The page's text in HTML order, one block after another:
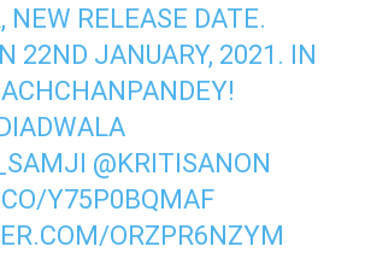
NEW RELEASE DATE.
22ND JANUARY, 2021. IN
!
@KRITISANON
Y75P0BQMAF
ORZPR6NZYM